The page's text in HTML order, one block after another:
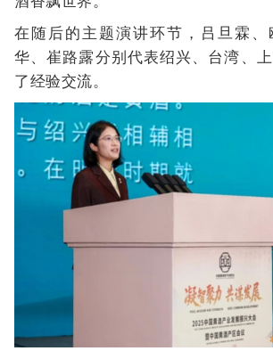
在随后的主题演讲环节，吕旦霖、
华、崔路露分别代表绍兴、台湾、
了经验交流。